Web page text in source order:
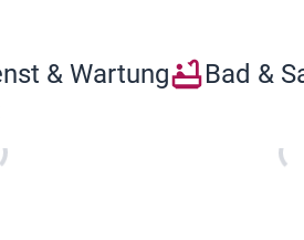
& Wartung Bad &